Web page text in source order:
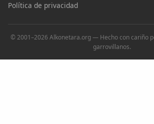
Política de privacidad
© 2001–2026 Alkonetara.org — Hecho con cariño
garrovillanos.